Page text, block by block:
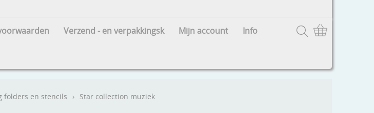
Verzend - en verpakkingsk Mijn account Info
folders en stencils › Star collection muziek